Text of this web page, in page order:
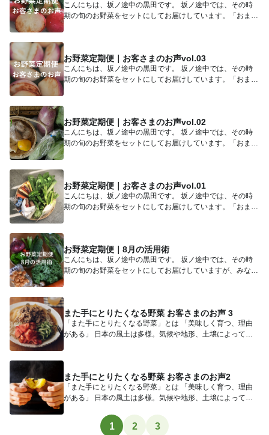
こんにちは、坂ノ途中の黒田です。 坂ノ途中では、その時
期の旬のお野菜をセットにしてお届けしています。「おまか
せのセット...
お野菜定期便｜お客さまのお声vol.03
こんにちは、坂ノ途中の黒田です。 坂ノ途中では、その時
期の旬のお野菜をセットにしてお届けしています。「おまか
せのセット...
お野菜定期便｜お客さまのお声vol.02
こんにちは、坂ノ途中の黒田です。 坂ノ途中では、その時
期の旬のお野菜をセットにしてお届けしています。「おまか
せのセット...
お野菜定期便｜お客さまのお声vol.01
こんにちは、坂ノ途中の黒田です。 坂ノ途中では、その時
期の旬のお野菜をセットにしてお届けしています。「おまか
お野菜定期便｜8月の活用術
こんにちは、坂ノ途中の黒田です。 坂ノ途中では、その時
期の旬のお野菜をセットにしてお届けしていますが、みなさ
まは届いた...
また手にとりたくなる野菜 お客さまのお声 3
「また手にとりたくなる野菜」とは 「美味しく育つ、理由
がある」 日本の風土は多様。気候や地形、土壌によって、
また手にとりたくなる野菜 お客さまのお声2
「また手にとりたくなる野菜」とは 「美味しく育つ、理由
がある」 日本の風土は多様。気候や地形、土壌によって、
1 2 3